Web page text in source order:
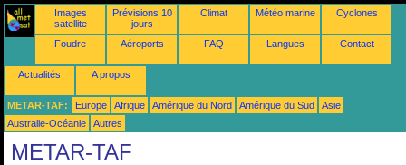
Images
satellite
Prévisions 10
jours
Climat Météo marine Cyclones
Foudre Aéroports FAQ Langues Contact
Actualités A propos
METAR-TAF: Europe Afrique Amérique du Nord Amérique du Sud
Asie
Australie-Océanie
Autres
METAR-TAF